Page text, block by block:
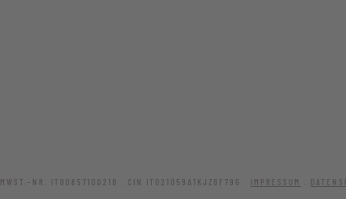
MWST.-NR. IT00857100218 . CIN IT021059A1KJZ8F79G . IMPRESSUM